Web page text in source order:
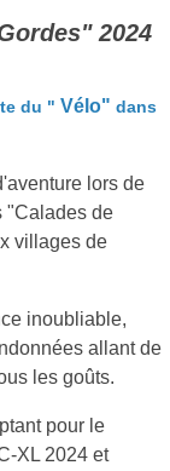
2024
du " Vélo" dans
lors de
"Calades de
villages de
inoubliable,
allant de
les goûts.
pour le
XL 2024 et